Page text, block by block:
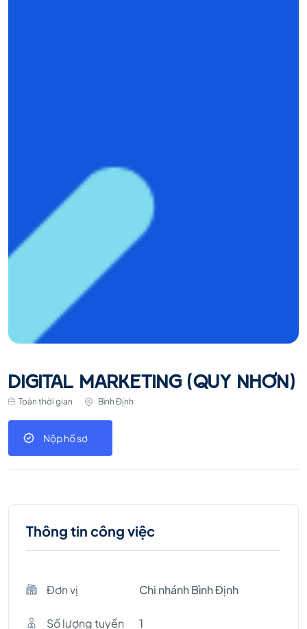
DIGITAL MARKETING (QUY NHƠN)
Toàn thời gian Bình Định
Nộp hồ sơ
Thông tin công việc
Đơn vị Chi nhánh Bình Định
Số lượng tuyền 1